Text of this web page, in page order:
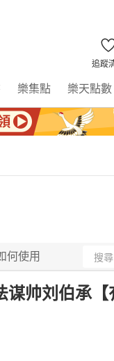
追蹤
樂集點 樂天點數
何使用
帅刘伯承【